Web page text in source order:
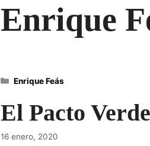
Enrique
El Pacto
16 enero, 2020
Categorías
Enrique Feás